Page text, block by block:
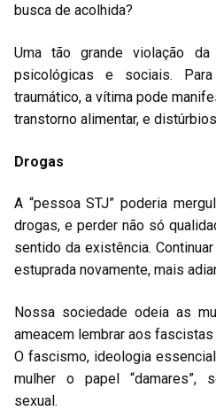
busca de acolhida?
Uma tão grande violação da
psicológicas e sociais.
traumático, a vítima pode
transtorno alimentar, e
Drogas
A “pessoa STJ” poderia
drogas, e perder não só
sentido da existência.
estuprada novamente, mais
Nossa sociedade odeia as
ameacem lembrar aos
O fascismo, ideologia
mulher o papel “damares”,
sexual.